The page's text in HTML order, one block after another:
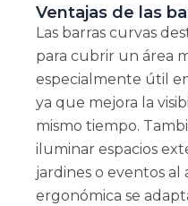
Ventajas de las
Las barras curvas
para cubrir un área
especialmente útil
ya que mejora la
mismo tiempo.
iluminar espacios
jardines o eventos al
ergonómica se